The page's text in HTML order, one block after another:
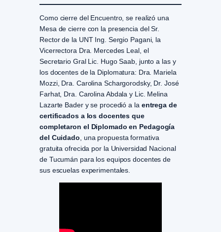
Como cierre del Encuentro, se realizó una
Mesa de cierre con la presencia del Sr.
Rector de la UNT Ing. Sergio Pagani, la
Vicerrectora Dra. Mercedes Leal, el
Secretario Gral Lic. Hugo Saab, junto a las y
los docentes de la Diplomatura: Dra. Mariela
Mozzi, Dra. Carolina Schargorodsky, Dr. José
Farhat, Dra. Carolina Abdala y Lic. Melina
Lazarte Bader y se procedió a la entrega de
certificados a los docentes que
completaron el Diplomado en Pedagogía
del Cuidado , una propuesta formativa
gratuita ofrecida por la Universidad Nacional
de Tucumán para los equipos docentes de
sus escuelas experimentales.